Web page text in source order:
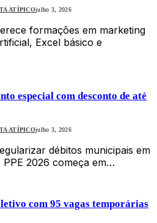
ATÍPICOjulho 3, 2026
formações em marketing
Excel básico e
especial com desconto de até
ATÍPICOjulho 3, 2026
débitos municipais em
PPE 2026 começa em…
com 95 vagas temporárias